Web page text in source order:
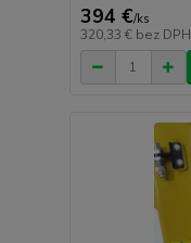
394 €/ks
320,33 € bez DPH